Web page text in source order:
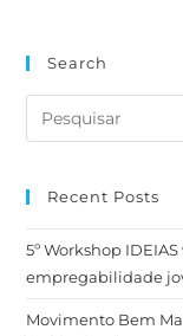
Search
Recent Posts
5º Workshop
empregabilidade
Movimento Bem